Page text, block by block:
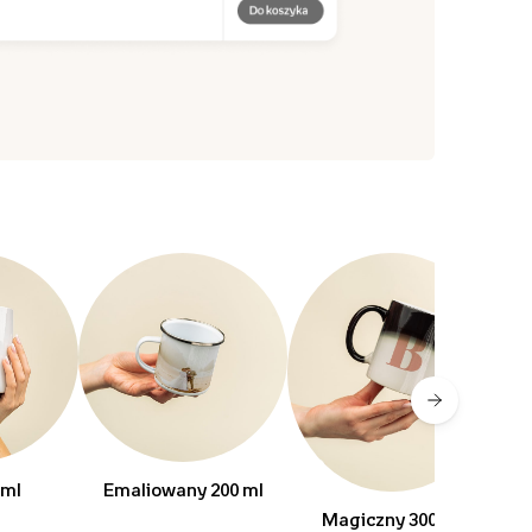
Emaliowany 200 ml
Magiczny 300 ml